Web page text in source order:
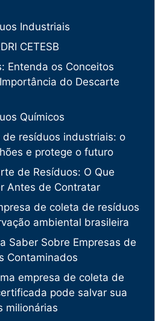
Industriais
CETESB
Entenda os Conceitos
do Descarte
Químicos
de resíduos industriais: o
e protege o futuro
de Resíduos: O Que
Antes de Contratar
de coleta de resíduos
ambiental brasileira
Saber Sobre Empresas de
Contaminados
empresa de coleta de
pode salvar sua
milionárias